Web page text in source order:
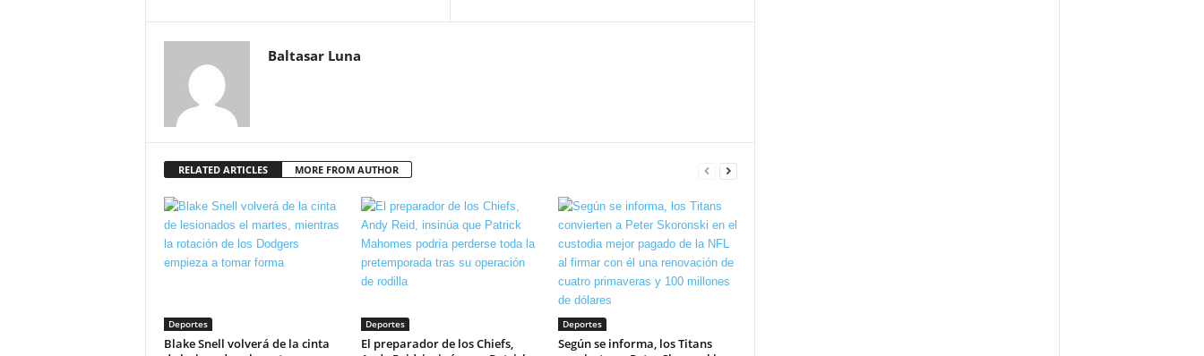
Baltasar Luna
RELATED ARTICLES MORE FROM AUTHOR
Deportes
Blake Snell volverá de la cinta
Deportes
El preparador de los Chiefs,
Deportes
Según se informa, los Titans